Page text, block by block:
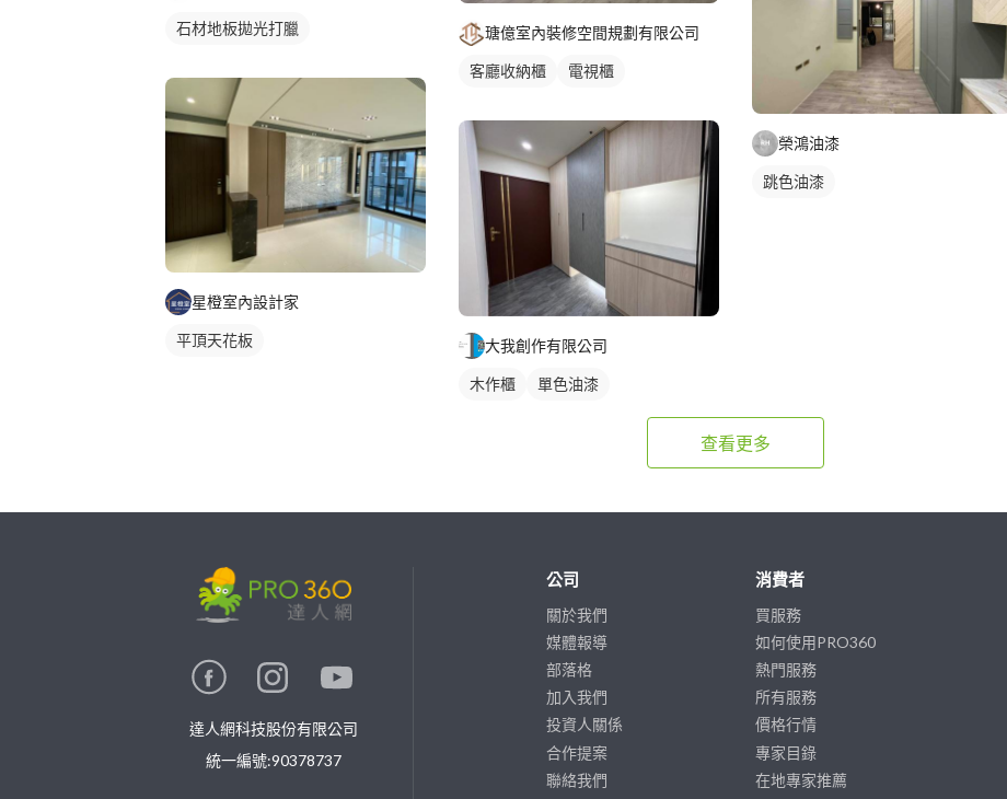
石材地板拋光打臘
星橙室內設計家
平頂天花板
瑭億室內裝修空間規劃有限公司
客廳收納櫃 電視櫃
大我創作有限公司
木作櫃 單色油漆
榮鴻油漆
跳色油漆
查看更多
達人網科技股份有限公司
統一編號:90378737
公司
關於我們
媒體報導
部落格
加入我們
投資人關係
合作提案
聯絡我們
消費者
買服務
如何使用PRO360
熱門服務
所有服務
價格行情
專家目錄
在地專家推薦